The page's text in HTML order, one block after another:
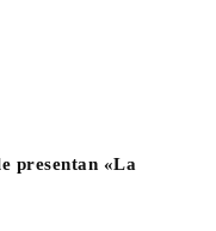
presentan «La